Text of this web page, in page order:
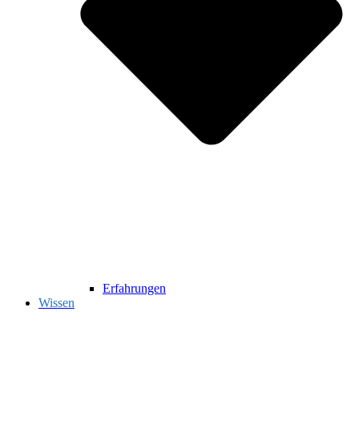
Erfahrungen
Wissen